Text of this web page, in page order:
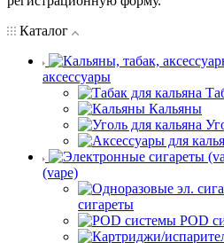
Каталог
аксессуары
Кальяны
(vape)
сигареты
POD